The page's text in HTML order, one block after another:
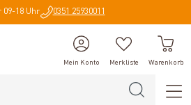
09-18 Uhr 0351 25930011
Mein Konto Merkliste Warenkorb